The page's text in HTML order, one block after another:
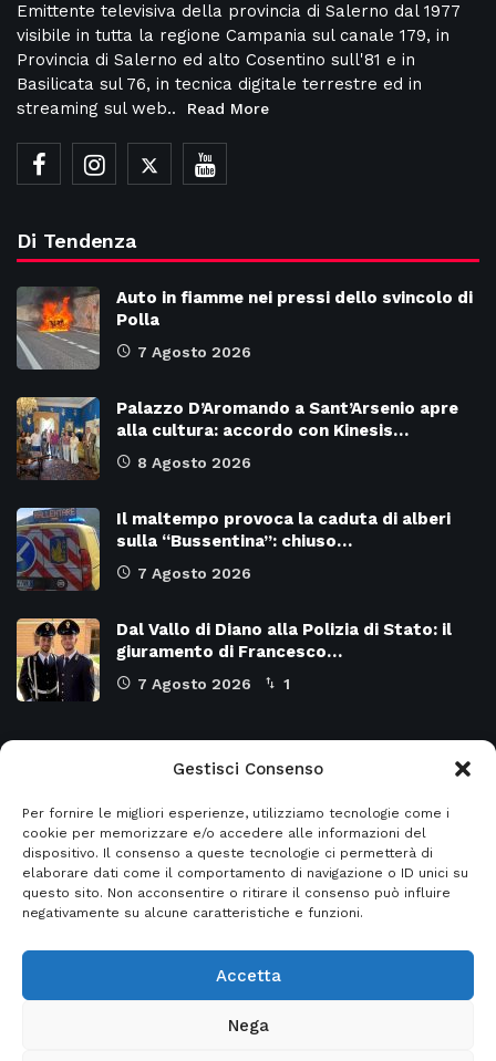
Gestisci Consenso
Per fornire le migliori esperienze, utilizziamo tecnologie come i
cookie per memorizzare e/o accedere alle informazioni del
dispositivo. Il consenso a queste tecnologie ci permetterà di
elaborare dati come il comportamento di navigazione o ID unici su
questo sito. Non acconsentire o ritirare il consenso può influire
negativamente su alcune caratteristiche e funzioni.
Accetta
Nega
Emittente televisiva della provincia di Salerno dal 1977
visibile in tutta la regione Campania sul canale 179, in
Provincia di Salerno ed alto Cosentino sull'81 e in
Basilicata sul 76, in tecnica digitale terrestre ed in
streaming sul web..
Read More
Di Tendenza
Auto in fiamme nei pressi dello svincolo di
Polla
7 Agosto 2026
Palazzo D’Aromando a Sant’Arsenio apre
alla cultura: accordo con Kinesis…
8 Agosto 2026
Il maltempo provoca la caduta di alberi
sulla “Bussentina”: chiuso…
7 Agosto 2026
Dal Vallo di Diano alla Polizia di Stato: il
giuramento di Francesco…
7 Agosto 2026 1
Attualità 8974
Cronaca 6478
Primo piano 5954
SALERNO e Provincia 4129
Regione CAMPANIA
Regione BASILICATA
- Italia2news powered by